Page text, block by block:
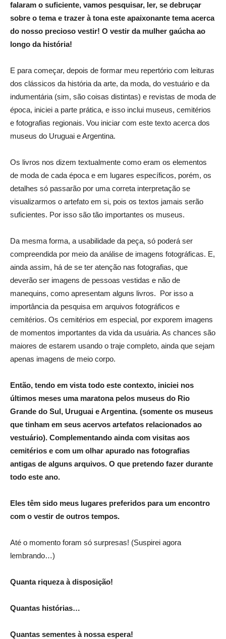
falaram o suficiente, vamos pesquisar, ler, se debruçar
sobre o tema e trazer à tona este apaixonante tema acerca
do nosso precioso vestir! O vestir da mulher gaúcha ao
longo da história!
E para começar, depois de formar meu repertório com leituras
dos clássicos da história da arte, da moda, do vestuário e da
indumentária (sim, são coisas distintas) e revistas de moda de
época, iniciei a parte prática, e isso inclui museus, cemitérios
e fotografias regionais. Vou iniciar com este texto acerca dos
museus do Uruguai e Argentina.
Os livros nos dizem textualmente como eram os elementos
de moda de cada época e em lugares específicos, porém, os
detalhes só passarão por uma correta interpretação se
visualizarmos o artefato em si, pois os textos jamais serão
suficientes. Por isso são tão importantes os museus.
Da mesma forma, a usabilidade da peça, só poderá ser
compreendida por meio da análise de imagens fotográficas. E,
ainda assim, há de se ter atenção nas fotografias, que
deverão ser imagens de pessoas vestidas e não de
manequins, como apresentam alguns livros. Por isso a
importância da pesquisa em arquivos fotográficos e
cemitérios. Os cemitérios em especial, por exporem imagens
de momentos importantes da vida da usuária. As chances são
maiores de estarem usando o traje completo, ainda que sejam
apenas imagens de meio corpo.
Então, tendo em vista todo este contexto, iniciei nos
últimos meses uma maratona pelos museus do Rio
Grande do Sul, Uruguai e Argentina. (somente os museus
que tinham em seus acervos artefatos relacionados ao
vestuário). Complementando ainda com visitas aos
cemitérios e com um olhar apurado nas fotografias
antigas de alguns arquivos. O que pretendo fazer durante
todo este ano.
Eles têm sido meus lugares preferidos para um encontro
com o vestir de outros tempos.
Até o momento foram só surpresas! (Suspirei agora
lembrando…)
Quanta riqueza à disposição!
Quantas histórias…
Quantas sementes à nossa espera!